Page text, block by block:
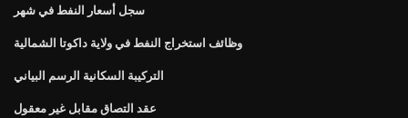
سجل أسعار النفط في شهر
وظائف استخراج النفط في ولاية داكوتا الشمالية
التركيبة السكانية الرسم البياني
عقد التصاق مقابل غير معقول